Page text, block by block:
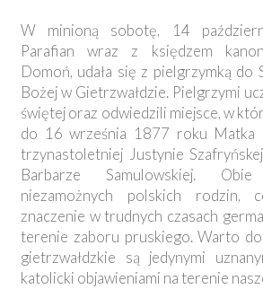
W minioną sobotę, 14
Parafian wraz z księdzem
Domoń, udała się z pielgrzymką do
Bożej w Gietrzwałdzie. Pielgrzymi
świętej oraz odwiedzili miejsce, w
do 16 września 1877 roku Matka
trzynastoletniej Justynie
Barbarze Samulowskiej.
niezamożnych polskich rodzin,
znaczenie w trudnych czasach
terenie zaboru pruskiego. Warto
gietrzwałdzkie są jedynymi
katolicki objawieniami na terenie